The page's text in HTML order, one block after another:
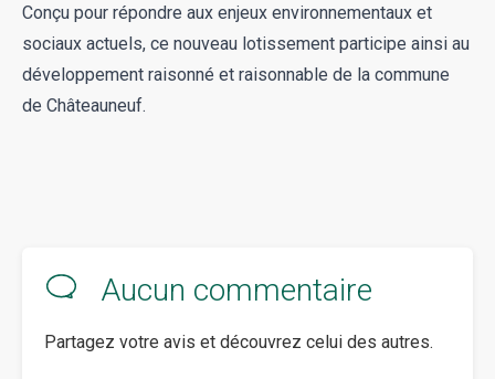
Conçu pour répondre aux enjeux environnementaux et
sociaux actuels, ce nouveau lotissement participe ainsi au
développement raisonné et raisonnable de la commune
de Châteauneuf.
Aucun commentaire
Partagez votre avis et découvrez celui des autres.